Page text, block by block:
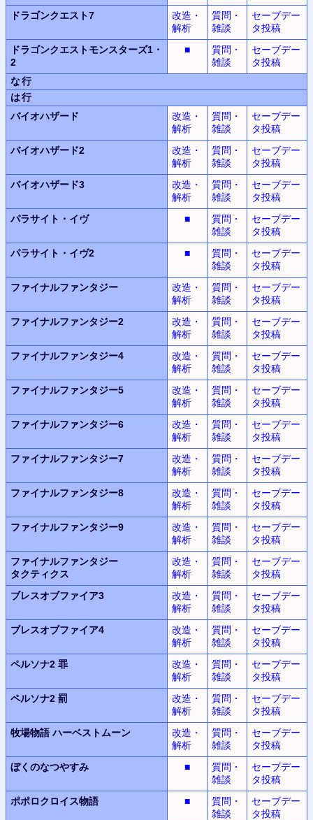
ドラゴンクエスト7
改造・
解析
質問・
雑談
セーブデー
タ投稿
ドラゴンクエストモンスターズ1・
2
■
質問・
雑談
セーブデー
タ投稿
な行
は行
バイオハザード
改造・
解析
質問・
雑談
セーブデー
タ投稿
バイオハザード2
改造・
解析
質問・
雑談
セーブデー
タ投稿
バイオハザード3
改造・
解析
質問・
雑談
セーブデー
タ投稿
パラサイト・イヴ
■
質問・
雑談
セーブデー
タ投稿
パラサイト・イヴ2
■
質問・
雑談
セーブデー
タ投稿
ファイナルファンタジー
改造・
解析
質問・
雑談
セーブデー
タ投稿
ファイナルファンタジー2
改造・
解析
質問・
雑談
セーブデー
タ投稿
ファイナルファンタジー4
改造・
解析
質問・
雑談
セーブデー
タ投稿
ファイナルファンタジー5
改造・
解析
質問・
雑談
セーブデー
タ投稿
ファイナルファンタジー6
改造・
解析
質問・
雑談
セーブデー
タ投稿
ファイナルファンタジー7
改造・
解析
質問・
雑談
セーブデー
タ投稿
ファイナルファンタジー8
改造・
解析
質問・
雑談
セーブデー
タ投稿
ファイナルファンタジー9
改造・
解析
質問・
雑談
セーブデー
タ投稿
ファイナルファンタジー
タクティクス
改造・
解析
質問・
雑談
セーブデー
タ投稿
ブレスオブファイア3
改造・
解析
質問・
雑談
セーブデー
タ投稿
ブレスオブファイア4
改造・
解析
質問・
雑談
セーブデー
タ投稿
ペルソナ2 罪
改造・
解析
質問・
雑談
セーブデー
タ投稿
ペルソナ2 罰
改造・
解析
質問・
雑談
セーブデー
タ投稿
牧場物語ハーベストムーン
改造・
解析
質問・
雑談
セーブデー
タ投稿
ぼくのなつやすみ
■
質問・
雑談
セーブデー
タ投稿
ポポロクロイス物語
■
質問・
雑談
セーブデー
タ投稿